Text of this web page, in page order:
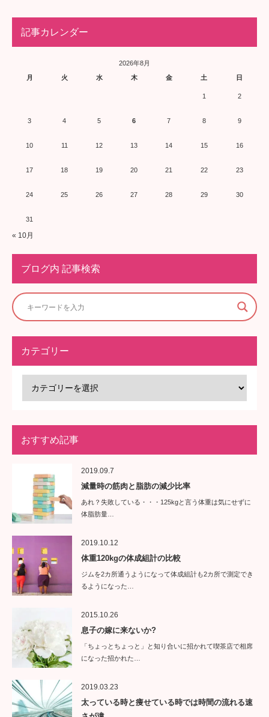
記事カレンダー
2026年8月
月
火 水 木 金 土 日
1 2
3 4 5 6 7 8 9
10 11 12 13 14 15 16
17 18 19 20 21 22 23
24 25 26 27 28 29 30
31
« 10月
ブログ内 記事検索
カテゴリー
おすすめ記事
2019.09.7
減量時の筋肉と脂肪の減少比率
あれ？失敗している・・・125kgと言う体重は気にせずに
体脂肪量…
2019.10.12
体重120kgの体成組計の比較
ジムを2カ所通うようになって体成組計も2カ所で測定でき
るようになった…
2015.10.26
息子の嫁に来ないか?
「ちょっとちょっと」と知り合いに招かれて喫茶店で相席
になった招かれた…
2019.03.23
太っている時と痩せている時では時間の流れる速